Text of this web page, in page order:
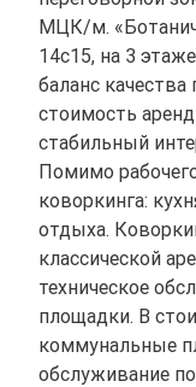
МЦК/м.
14с15, на 3
баланс
стоимость
стабильный
Помимо
коворкинга:
отдыха.
классической
техническое
площадки. В
коммунальные
обслуживание